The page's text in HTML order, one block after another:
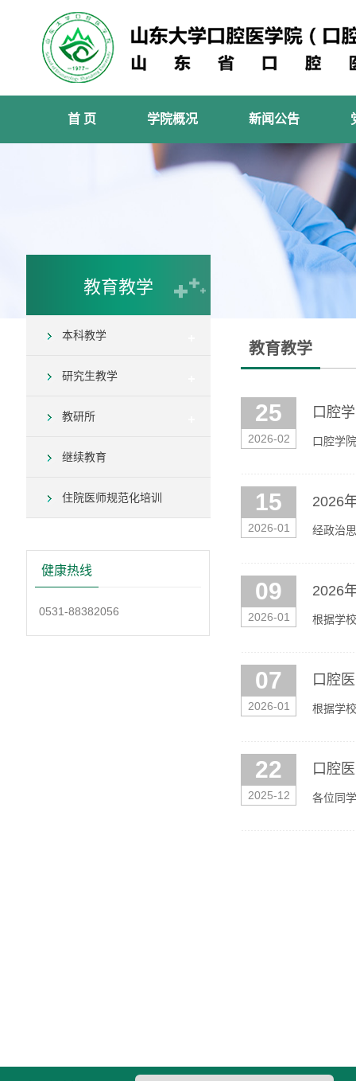
首 页 学院概况 新闻公告
教育教学
本科教学
研究生教学
教研所
继续教育
住院医师规范化培训
健康热线
0531-88382056
教育教学
25
2026-02
口腔
口腔学
15
2026-01
2026
经政治
09
2026-01
2026
根据学
07
2026-01
口腔
根据学
22
2025-12
口腔
各位同